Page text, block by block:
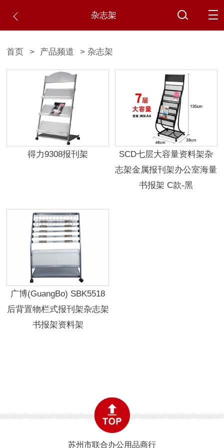
杂志架
首页 > 产品频道 > 杂志架
得力9308报刊架
SCD七层大容量资料架杂
志架金属报刊架办公室海量
书报架 C款-黑
广博(GuangBo) SBK5518
后背置物栏式报刊架杂志架
书报架资料架
苏州市联合办公用品商行